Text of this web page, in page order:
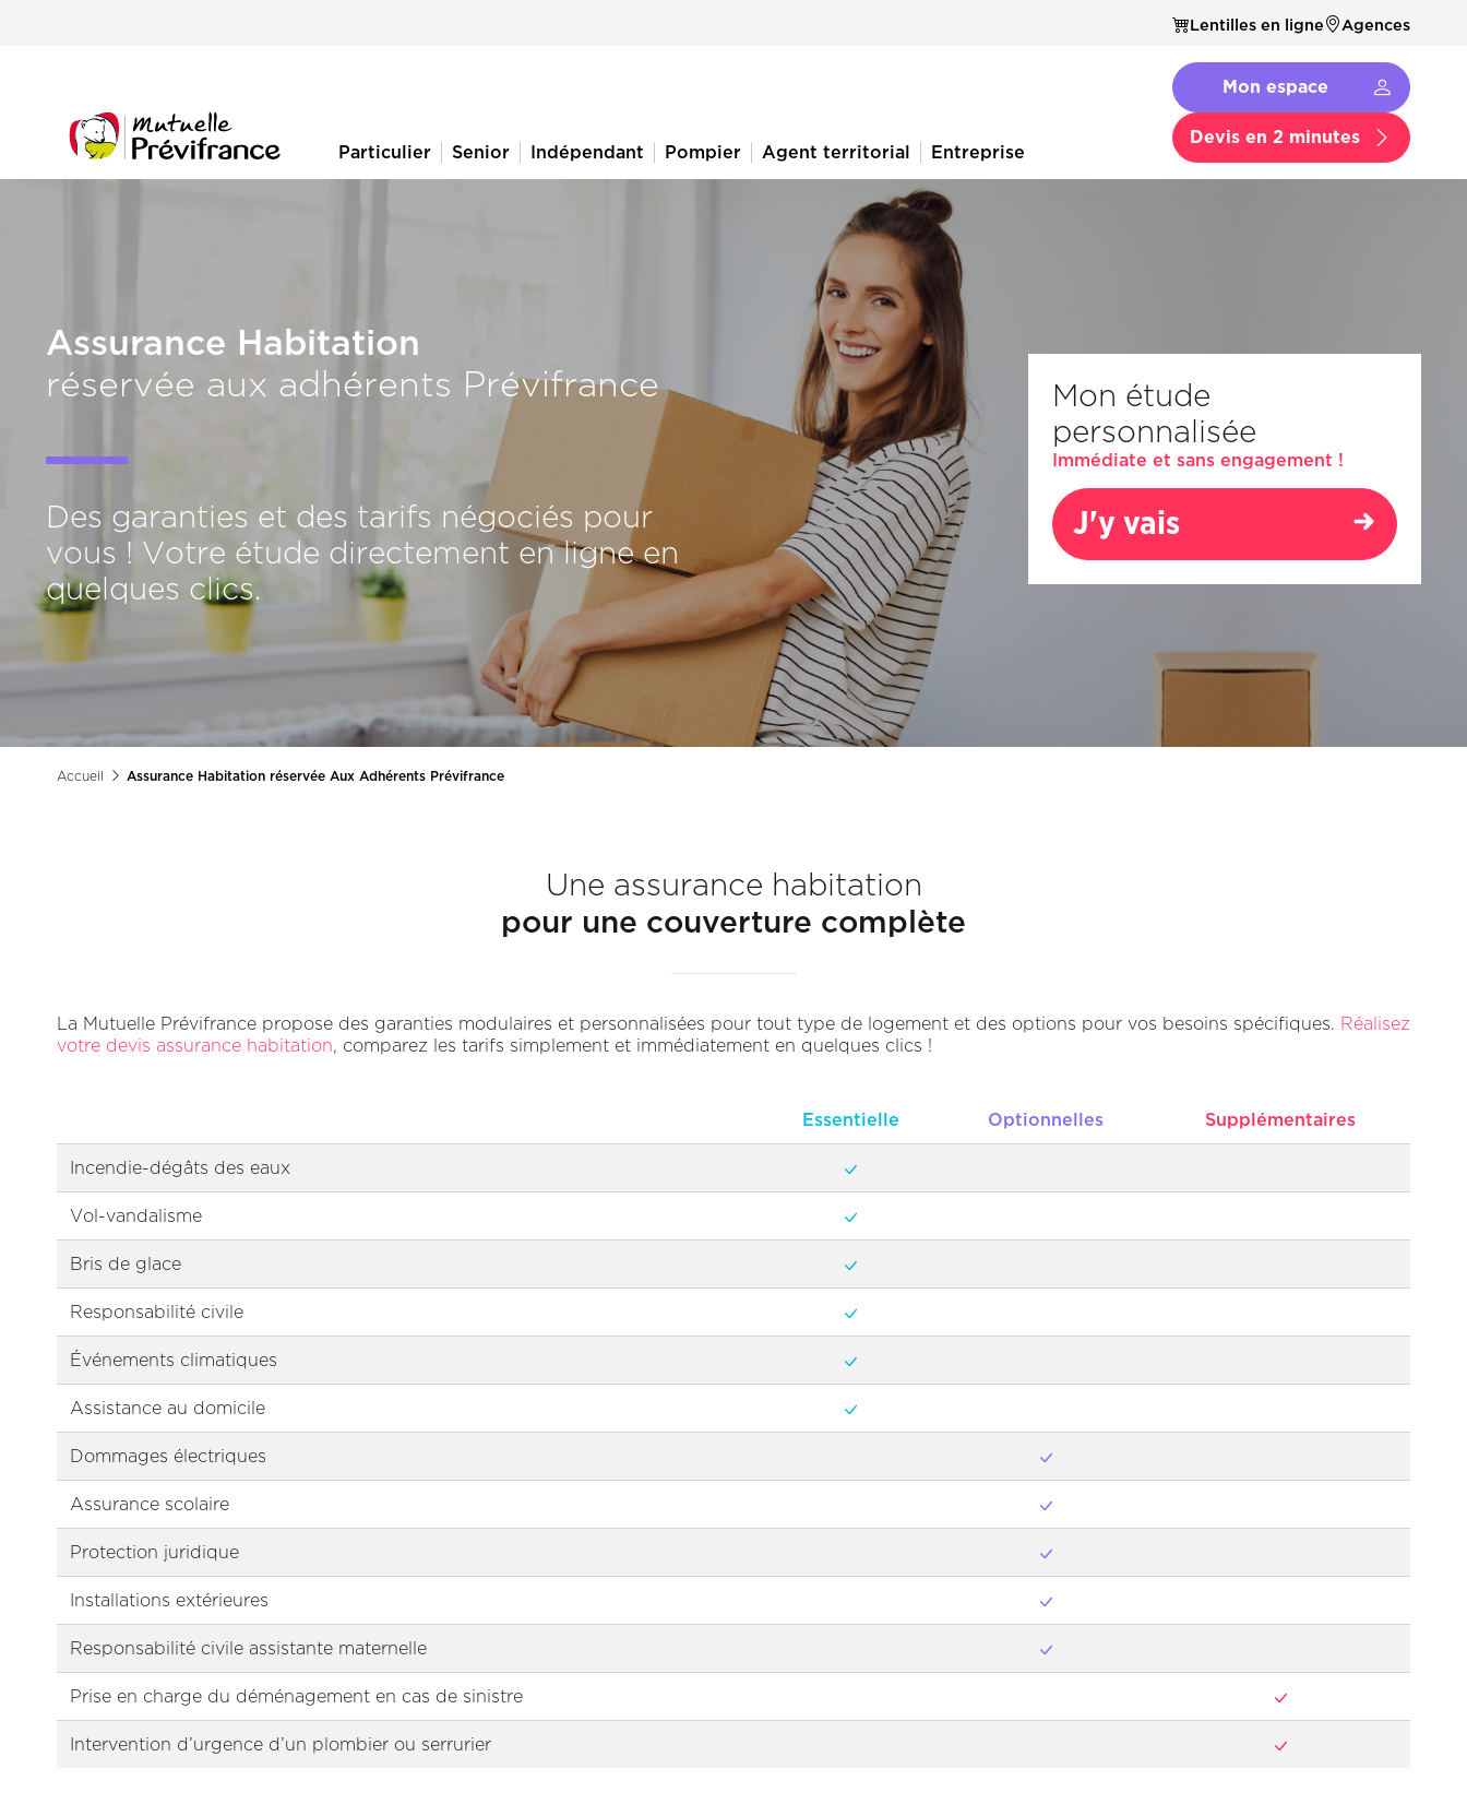
Lentilles en ligne Agences
Navigation
principale
Particulier Senior Indépendant Pompier Agent territorial Entreprise
Navbar
Menu
Secondaire
Mon espace
Devis en 2 minutes
Assurance Habitation
réservée aux adhérents Prévifrance
Des garanties et des tarifs négociés pour
vous ! Votre étude directement en ligne en
quelques clics.
Mon étude
personnalisée
Immédiate et sans engagement !
J'y vais
Fil
Accueil Assurance Habitation réservée Aux Adhérents Prévifrance
Une assurance habitation
pour une couverture complète
La Mutuelle Prévifrance propose des garanties modulaires et personnalisées pour tout type de logement et des options pour vos besoins spécifiques. Réalisez
votre devis assurance habitation, comparez les tarifs simplement et immédiatement en quelques clics !
Essentielle Optionnelles Supplémentaires
Incendie-dégâts des eaux
Vol-vandalisme
Bris de glace
Responsabilité civile
Événements climatiques
Assistance au domicile
Dommages électriques
Assurance scolaire
Protection juridique
Installations extérieures
Responsabilité civile assistante maternelle
Prise en charge du déménagement en cas de sinistre
Intervention d’urgence d’un plombier ou serrurier